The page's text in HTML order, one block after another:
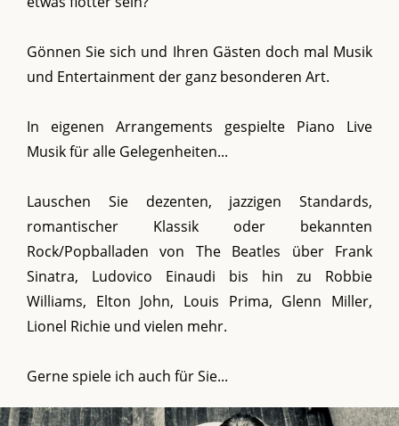
Gönnen Sie sich und Ihren Gästen doch mal Musik
und Entertainment der ganz besonderen Art.
In eigenen Arrangements gespielte Piano Live
Musik für alle Gelegenheiten...
Lauschen Sie dezenten, jazzigen Standards,
romantischer Klassik oder bekannten
Rock/Popballaden von The Beatles über Frank
Sinatra, Ludovico Einaudi bis hin zu Robbie
Williams, Elton John, Louis Prima, Glenn Miller,
Lionel Richie und vielen mehr.
Gerne spiele ich auch für Sie...